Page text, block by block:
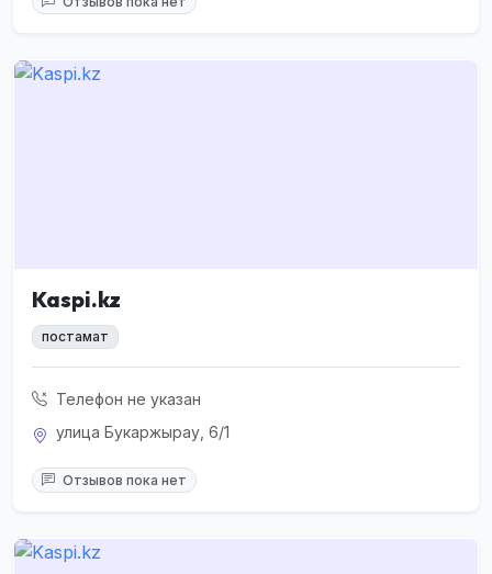
Kaspi.kz
постамат
Телефон не указан
улица Букаржырау, 6/1
Отзывов пока нет